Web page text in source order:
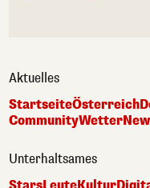
Aktuelles
StartseiteÖsterreich
CommunityWetter
Unterhaltsames